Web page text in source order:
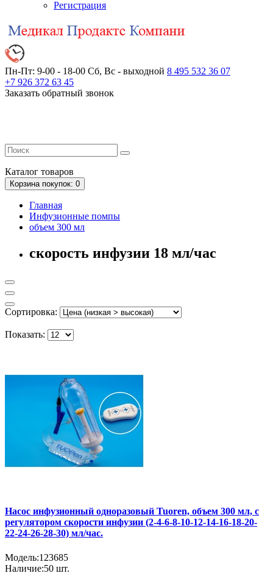
Регистрация
Пн-Пт: 9-00 - 18-00 Сб, Вс - выходной 8 495 532 36 07
+7 926 372 63 45
Заказать обратный звонок
Каталог товаров
Корзинапокупок: 0
Главная
Инфузионные помпы
объем 300 мл
скорость инфузии 18 мл/час
Сортировка:
Показать:
Насос инфузионный одноразовый Tuoren, объем 300 мл, с
регулятором скорости инфузии (2-4-6-8-10-12-14-16-18-20-
22-24-26-28-30) мл/час.
Модель:123685
Наличие:50 шт.